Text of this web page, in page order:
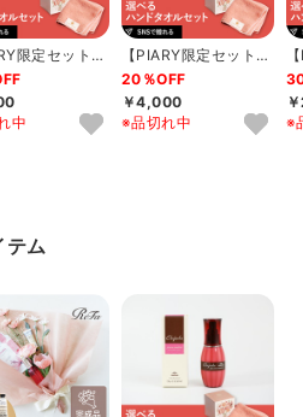
ジメチコン／ジメチコノール／
／AMP／トコフェロール／フェ
更などにより、実際の成分と一
際の成分は商品の表示をご覧く
ご使用を中止し専門医へご相談
ッケージ※色味が異なる場合が
貼付けのため、外箱を開封させ
す。
パッケージ、容器のデザインが
ざいます。
限定セット】
QUEEN’S
中
【PIARY限定セット】
選べるTHE QUEEN’S
T...
20％OFF
￥4,000
※品切れ中
※
テム